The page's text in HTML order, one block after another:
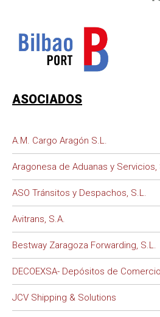
ASOCIADOS
A.M. Cargo Aragón S.L.
Aragonesa de Aduanas y Servicios,
ASO Tránsitos y Despachos, S.L.
Avitrans, S.A.
Bestway Zaragoza Forwarding, S.L.
DECOEXSA- Depósitos de
JCV Shipping & Solutions